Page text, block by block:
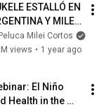
ESTALLÓ EN
Y MILEI
IMPACTADO
Milei Cortos
views • 1 year ago
El Niño
Health in the